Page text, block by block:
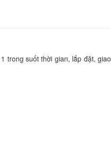
650.000 đ
trong suốt thời gian, lắp đặt, giao